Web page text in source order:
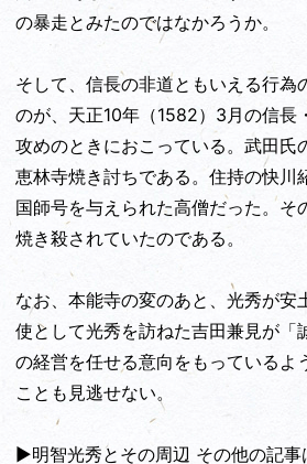
の暴走とみたのではなかろうか。
そして、信長の非道ともいえる行為
のが、天正10年（1582）3月の信長
攻めのときにおこっている。武田氏
恵林寺焼き討ちである。住持の快川
国師号を与えられた高僧だった。そ
焼き殺されていたのである。
なお、本能寺の変のあと、光秀が安
使として光秀を訪ねた吉田兼見が「
の経営を任せる意向をもっているよ
ことも見逃せない。
▶明智光秀とその周辺 その他の記事